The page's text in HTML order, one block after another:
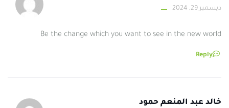
ديسمبر 29, 2024
Be the change which you want to see in the new world
Reply
خالد عبد المنعم حمود